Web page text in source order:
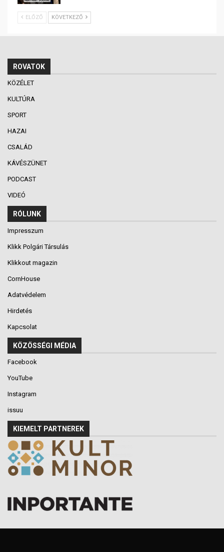
ELŐZŐ KÖVETKEZŐ
ROVATOK
KÖZÉLET
KULTÚRA
SPORT
HAZAI
CSALÁD
KÁVÉSZÜNET
PODCAST
VIDEÓ
RÓLUNK
Impresszum
Klikk Polgári Társulás
Klikkout magazin
CornHouse
Adatvédelem
Hirdetés
Kapcsolat
KÖZÖSSÉGI MÉDIA
Facebook
YouTube
Instagram
issuu
KIEMELT PARTNEREK